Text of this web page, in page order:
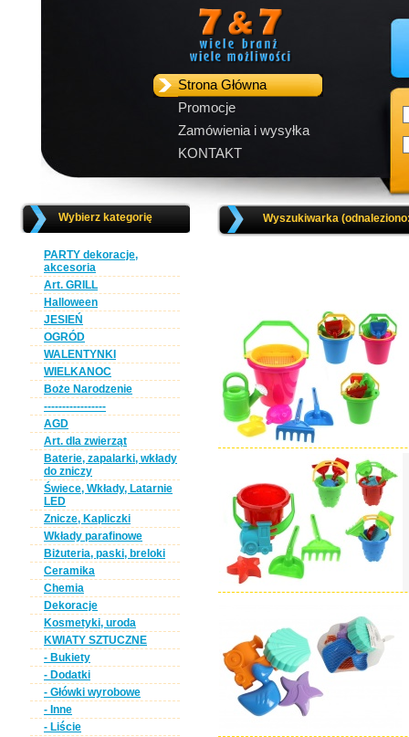
Strona Główna
Promocje
Zamówienia i wysyłka
KONTAKT
Wybierz kategorię
PARTY dekoracje,
akcesoria
Art. GRILL
Halloween
JESIEŃ
OGRÓD
WALENTYNKI
WIELKANOC
Boże Narodzenie
-----------------
AGD
Art. dla zwierząt
Baterie, zapalarki, wkłady
do zniczy
Świece, Wkłady, Latarnie
LED
Znicze, Kapliczki
Wkłady parafinowe
Biżuteria, paski, breloki
Ceramika
Chemia
Dekoracje
Kosmetyki, uroda
KWIATY SZTUCZNE
- Bukiety
- Dodatki
- Główki wyrobowe
- Inne
- Liście
Wyszukiwarka